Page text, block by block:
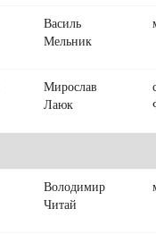
Василь
Мельник
Мирослав
Лаюк
Володимир
Читай